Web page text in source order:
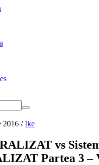
2016 / Ike
vs
Partea 3 –